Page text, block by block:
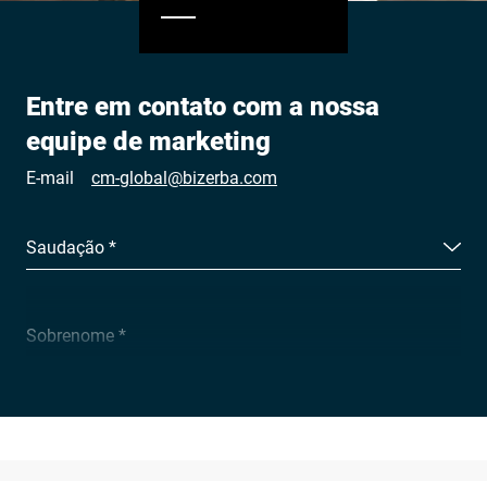
Entre em contato com a nossa
equipe de marketing
E-mail cm-global@bizerba.com
Saudação *
Sobrenome *
Empresa *